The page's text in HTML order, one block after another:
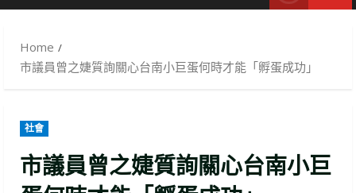
Home
市議員曾之婕質詢關心台南小巨蛋何時才能「孵蛋成功」
社會
市議員曾之婕質詢關心台南小巨